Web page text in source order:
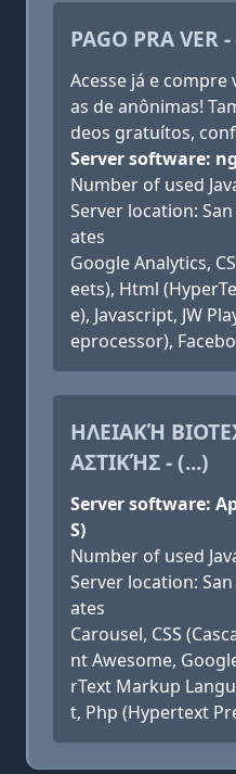
PAGO PRA VER
Acesse já e
as de anônimas!
deos gratuítos,
Server software:
Number of used
Server location:
ates
Google Analytics,
eets), Html
e), Javascript, JW
eprocessor),
ΗΛΕΙΑΚΉ
ΑΣΤΙΚΉΣ - (...)
Server software:
S)
Number of used
Server location:
ates
Carousel, CSS
nt Awesome,
rText Markup
t, Php (Hypertext